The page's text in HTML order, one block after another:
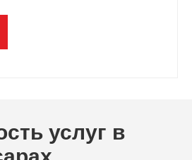
услуг в